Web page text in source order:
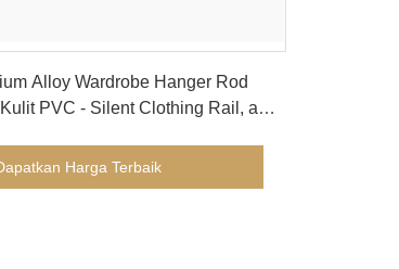
Alloy Wardrobe Hanger Rod
PVC - Silent Clothing Rail, awet
Harga Terbaik